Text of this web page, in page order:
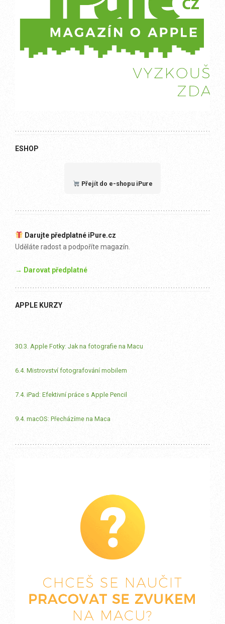
ESHOP
Přejít do e-shopu iPure
Darujte předplatné iPure.cz
Uděláte radost a podpoříte magazín.
→ Darovat předplatné
APPLE KURZY
30.3. Apple Fotky: Jak na fotografie na Macu
6.4. Mistrovství fotografování mobilem
7.4. iPad: Efektivní práce s Apple Pencil
9.4. macOS: Přecházíme na Maca